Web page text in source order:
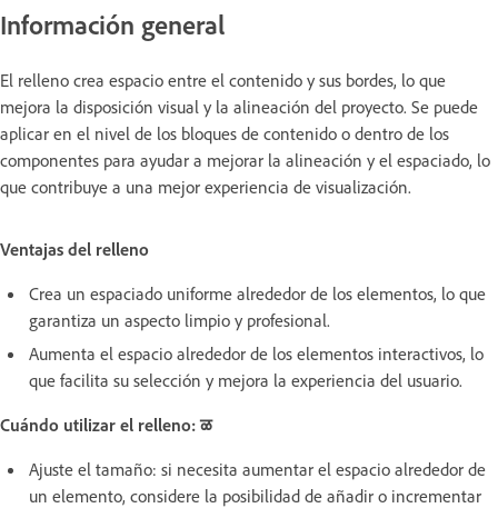
Información general
El relleno crea espacio entre el contenido y sus bordes, lo que
mejora la disposición visual y la alineación del proyecto. Se puede
aplicar en el nivel de los bloques de contenido o dentro de los
componentes para ayudar a mejorar la alineación y el espaciado, lo
que contribuye a una mejor experiencia de visualización.
Ventajas del relleno
Crea un espaciado uniforme alrededor de los elementos, lo que
garantiza un aspecto limpio y profesional.
Aumenta el espacio alrededor de los elementos interactivos, lo
que facilita su selección y mejora la experiencia del usuario.
Cuándo utilizar el relleno: ळ
Ajuste el tamaño: si necesita aumentar el espacio alrededor de
un elemento, considere la posibilidad de añadir o incrementar